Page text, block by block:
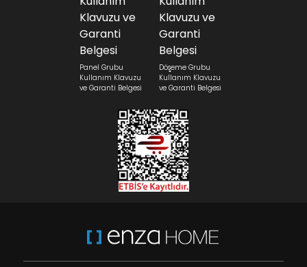
Panel Grubu
Kullanım Klavuzu
ve Garanti Belgesi
Döşeme Grubu
Kullanım Klavuzu
ve Garanti Belgesi